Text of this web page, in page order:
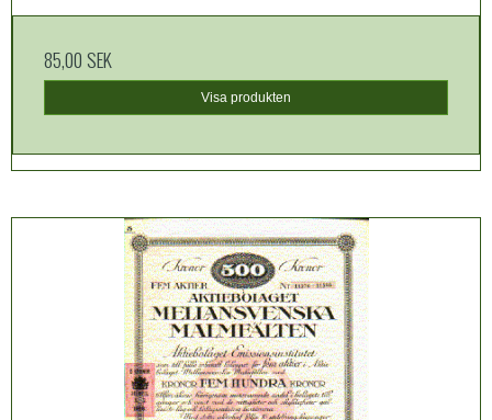
85,00 SEK
Visa produkten